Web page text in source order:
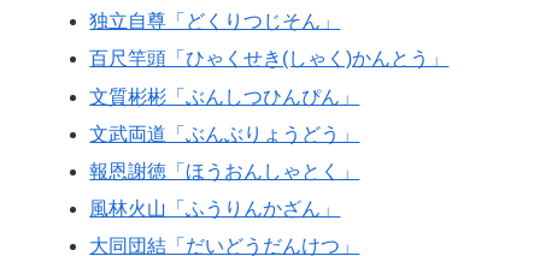
独立自尊「どくりつじそん」
百尺竿頭「ひゃくせき(しゃく)かんとう」
文質彬彬「ぶんしつひんぴん」
文武両道「ぶんぶりょうどう」
報恩謝徳「ほうおんしゃとく」
風林火山「ふうりんかざん」
大同団結「だいどうだんけつ」